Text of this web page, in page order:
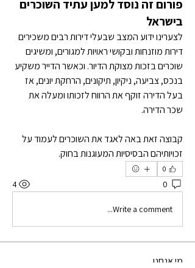
פורום זה נוסד למען עתיד השוכרים
בישראל
שכר הדירה.
זכויותיהם הבסיסיות המעוגנות בחוק.
0
0
4
Write a comment...
מי אנחנו